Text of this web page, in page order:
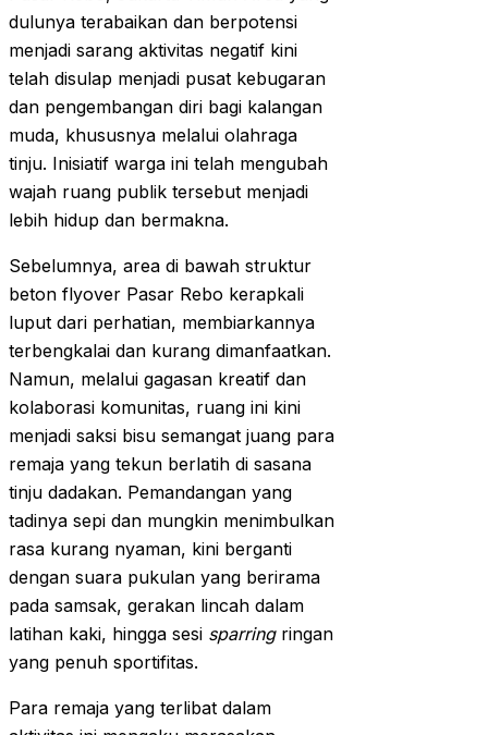
dulunya terabaikan dan berpotensi
menjadi sarang aktivitas negatif kini
telah disulap menjadi pusat kebugaran
dan pengembangan diri bagi kalangan
muda, khususnya melalui olahraga
tinju. Inisiatif warga ini telah mengubah
wajah ruang publik tersebut menjadi
lebih hidup dan bermakna.
Sebelumnya, area di bawah struktur
beton flyover Pasar Rebo kerapkali
luput dari perhatian, membiarkannya
terbengkalai dan kurang dimanfaatkan.
Namun, melalui gagasan kreatif dan
kolaborasi komunitas, ruang ini kini
menjadi saksi bisu semangat juang para
remaja yang tekun berlatih di sasana
tinju dadakan. Pemandangan yang
tadinya sepi dan mungkin menimbulkan
rasa kurang nyaman, kini berganti
dengan suara pukulan yang berirama
pada samsak, gerakan lincah dalam
latihan kaki, hingga sesi sparringringan
yang penuh sportifitas.
Para remaja yang terlibat dalam